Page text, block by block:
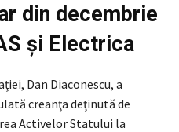
din decembrie
şi Electrica
Dan Diaconescu, a
creanţa deţinută de
Activelor Statului la